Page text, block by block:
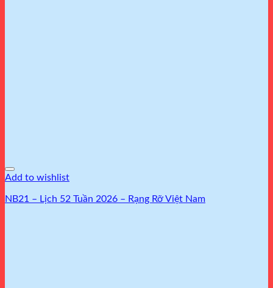
Add to wishlist
NB21 – Lịch 52 Tuần 2026 – Rạng Rỡ Việt Nam